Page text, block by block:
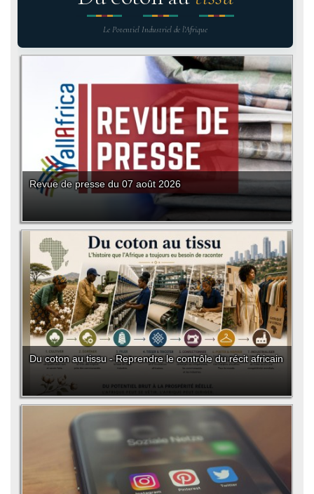
Le Potentiel Industriel de l'Afrique
Revue de presse du 07 août 2026
Du coton au tissu - Reprendre le contrôle du récit africain